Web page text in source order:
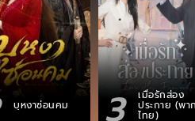
บุหงาซ่อนคม 3 เมื่อรักส่อง
ประกาย (พา
ไทย)